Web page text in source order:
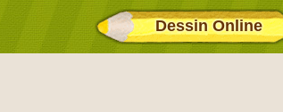
Dessin Online